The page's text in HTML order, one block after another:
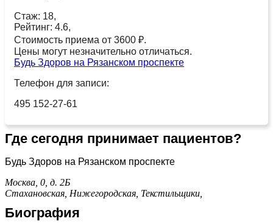
Стаж: 18,
Рейтинг: 4.6,
Стоимость приема от 3600 ₽.
Цены могут незначительно отличаться.
Будь Здоров на Рязанском проспекте
Телефон для записи:
495 152-27-61
Где сегодня принимает пациентов?
Будь Здоров на Рязанском проспекте
Москва, 0, д. 2Б
Стахановская, Нижегородская, Текстильщики,
Биография